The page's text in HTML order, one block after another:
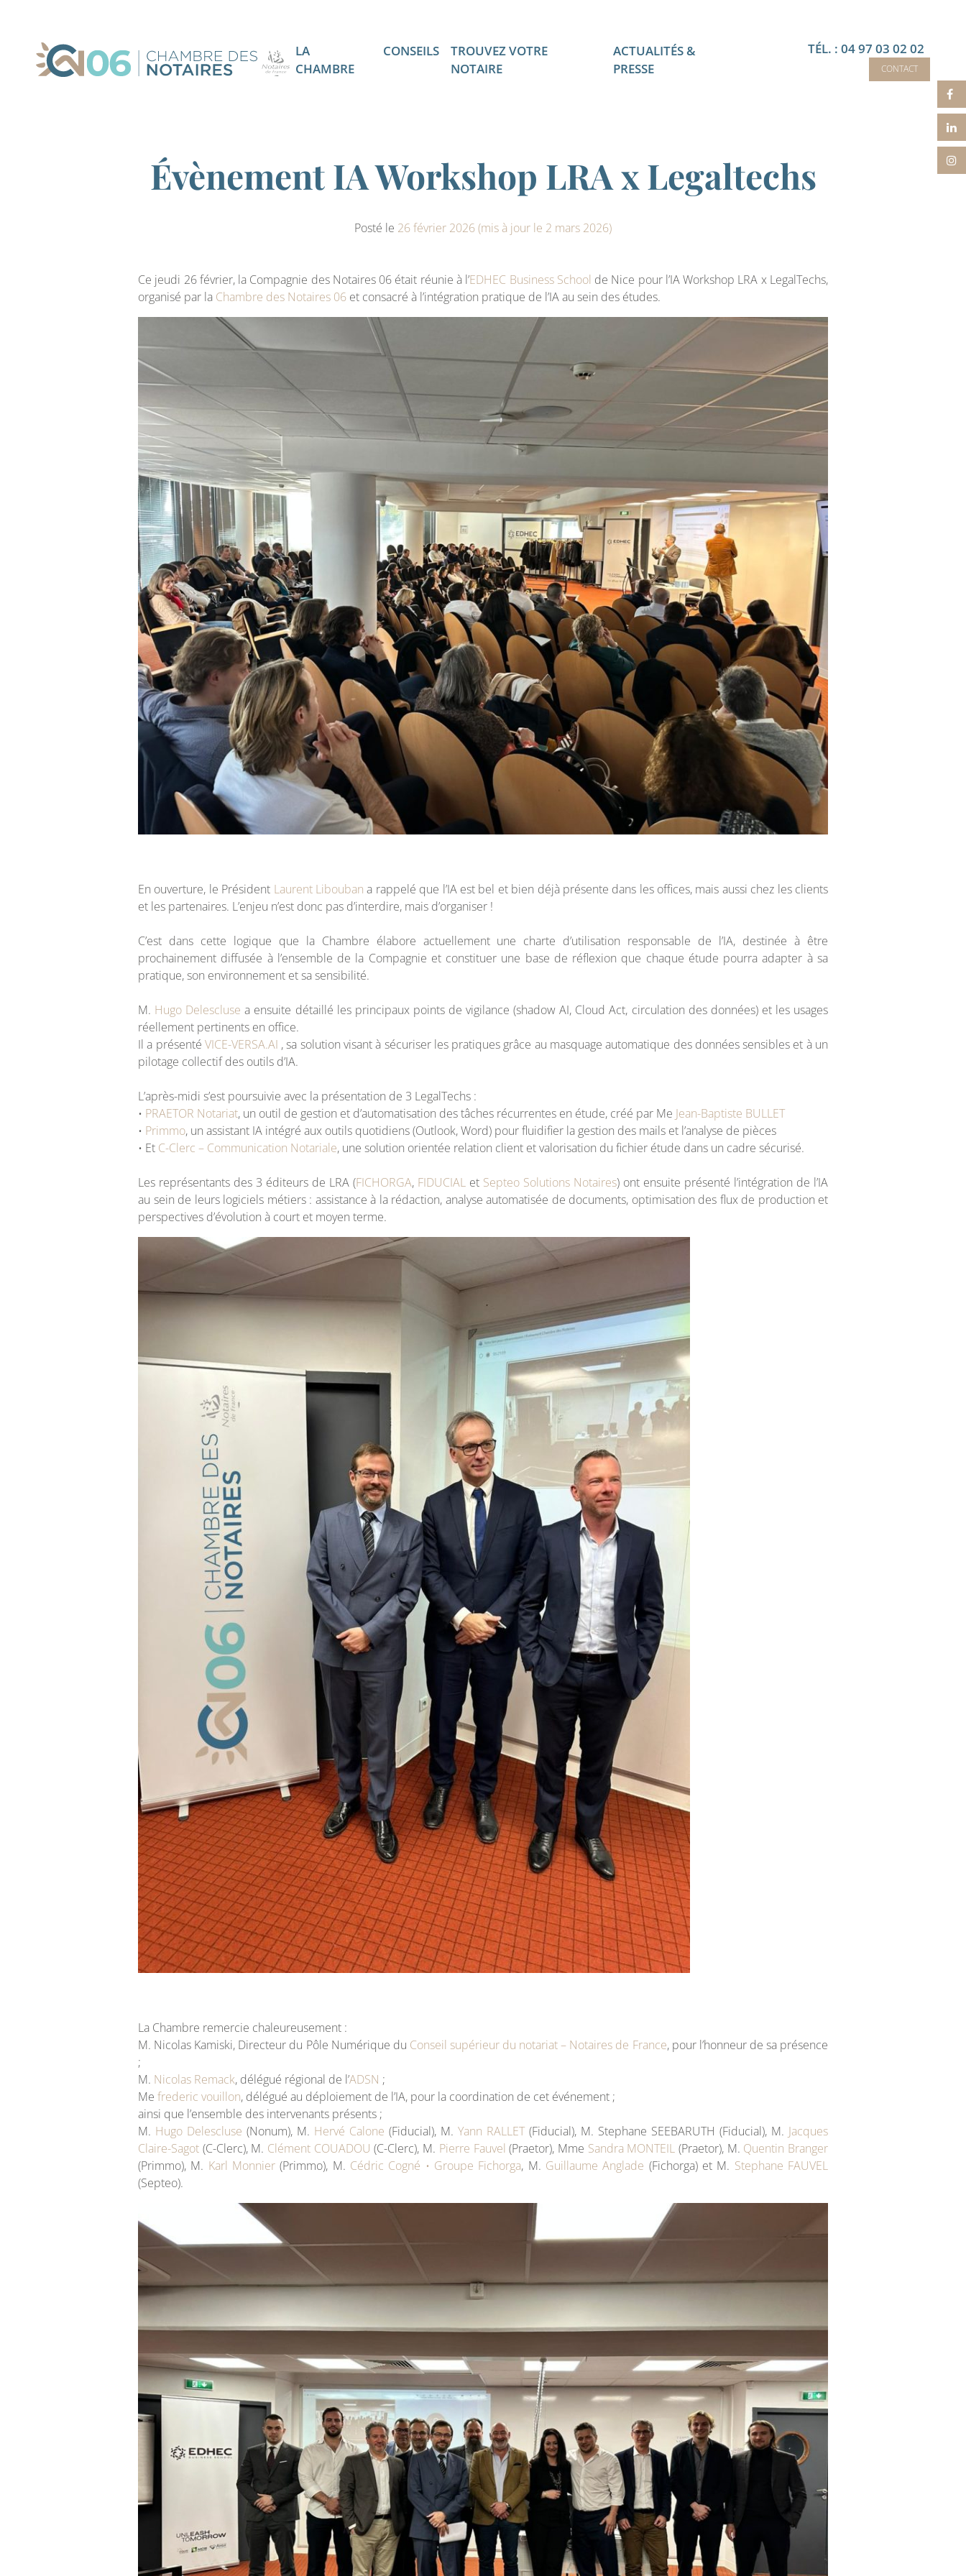
LA
CHAMBRE
CONSEILS
TROUVEZ VOTRE
NOTAIRE
ACTUALITÉS &
PRESSE
TÉL. : 04 97 03 02 02
CONTACT
Évènement IA Workshop LRA x Legaltechs
Posté le 26 février 2026(mis à jour le 2 mars 2026)
Ce jeudi 26 février, la Compagnie des Notaires 06 était réunie à l’EDHEC Business School de Nice pour l’IA Workshop LRA x LegalTechs,
organisé par la Chambre des Notaires 06 et consacré à l’intégration pratique de l’IA au sein des études.
En ouverture, le Président Laurent Libouban a rappelé que l’IA est bel et bien déjà présente dans les offices, mais aussi chez les clients
et les partenaires. L’enjeu n’est donc pas d’interdire, mais d’organiser !
C’est dans cette logique que la Chambre élabore actuellement une charte d’utilisation responsable de l’IA, destinée à être
prochainement diffusée à l’ensemble de la Compagnie et constituer une base de réflexion que chaque étude pourra adapter à sa
pratique, son environnement et sa sensibilité.
M. Hugo Delescluse a ensuite détaillé les principaux points de vigilance (shadow AI, Cloud Act, circulation des données) et les usages
réellement pertinents en office.
Il a présenté VICE-VERSA.AI , sa solution visant à sécuriser les pratiques grâce au masquage automatique des données sensibles et à un
pilotage collectif des outils d’IA.
L’après-midi s’est poursuivie avec la présentation de 3 LegalTechs :
• PRAETOR Notariat, un outil de gestion et d’automatisation des tâches récurrentes en étude, créé par Me Jean-Baptiste BULLET
• Primmo, un assistant IA intégré aux outils quotidiens (Outlook, Word) pour fluidifier la gestion des mails et l’analyse de pièces
• Et C-Clerc – Communication Notariale, une solution orientée relation client et valorisation du fichier étude dans un cadre sécurisé.
Les représentants des 3 éditeurs de LRA (FICHORGA, FIDUCIAL et Septeo Solutions Notaires) ont ensuite présenté l’intégration de l’IA
au sein de leurs logiciels métiers : assistance à la rédaction, analyse automatisée de documents, optimisation des flux de production et
perspectives d’évolution à court et moyen terme.
La Chambre remercie chaleureusement :
M. Nicolas Kamiski, Directeur du Pôle Numérique du Conseil supérieur du notariat – Notaires de France, pour l’honneur de sa présence
;
M. Nicolas Remack, délégué régional de l’ADSN ;
Me frederic vouillon, délégué au déploiement de l’IA, pour la coordination de cet événement ;
ainsi que l’ensemble des intervenants présents ;
M. Hugo Delescluse (Nonum), M. Hervé Calone (Fiducial), M. Yann RALLET(Fiducial), M. Stephane SEEBARUTH (Fiducial), M. Jacques
Claire-Sagot (C-Clerc), M. Clément COUADOU (C-Clerc), M. Pierre Fauvel (Praetor), Mme Sandra MONTEIL (Praetor), M. Quentin Branger
(Primmo), M. Karl Monnier (Primmo), M. Cédric Cogné • Groupe Fichorga, M. Guillaume Anglade (Fichorga) et M. Stephane FAUVEL
(Septeo).